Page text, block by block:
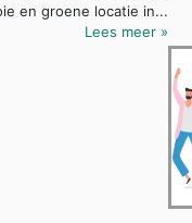
en groene locatie in...
Lees meer »